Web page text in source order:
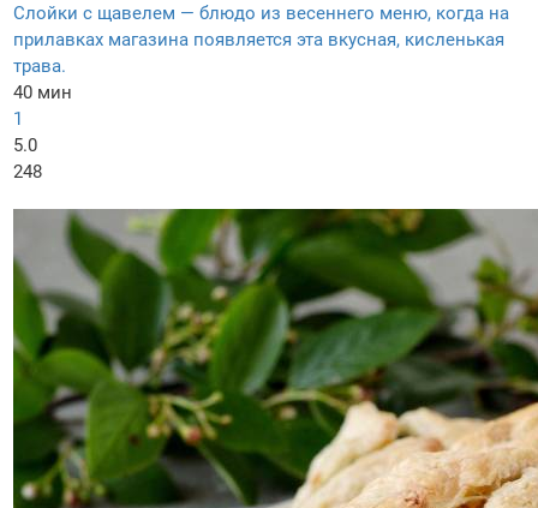
Слойки с щавелем — блюдо из весеннего меню, когда на
прилавках магазина появляется эта вкусная, кисленькая
трава.
40 мин
1
5.0
248